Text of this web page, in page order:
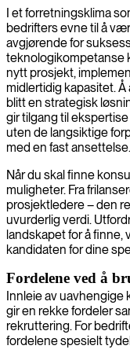
Vi kobler dyktige IT-
spesialisert kompetanse
I et forretningsklima
bedrifters evne til å
avgjørende for
teknologikompetanse
nytt prosjekt,
midlertidig kapasitet.
blitt en strategisk
gir tilgang til
uten de langsiktige
med en fast ansettelse.
Når du skal finne
muligheter. Fra
prosjektledere – den
uvurderlig verdi.
landskapet for å
kandidaten for dine
Fordelene ved å
Innleie av uavhengige
gir en rekke fordeler
rekruttering. For
fordelene spesielt